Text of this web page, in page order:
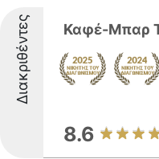
Διακριθέντες Καφέ-Μπαρ
8.6